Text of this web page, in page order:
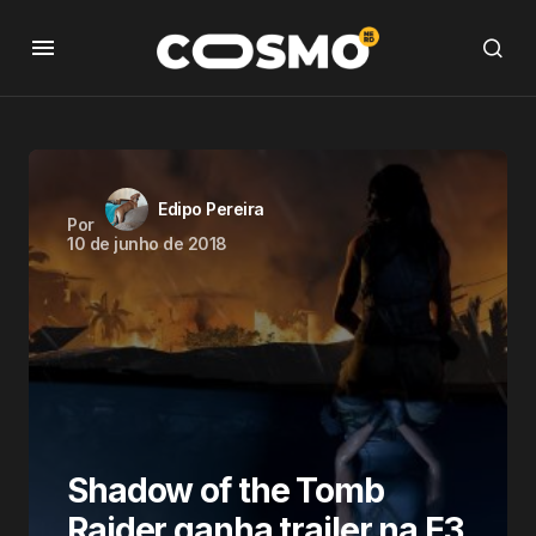
Por
Edipo Pereira
10 de junho de 2018
Shadow of the Tomb